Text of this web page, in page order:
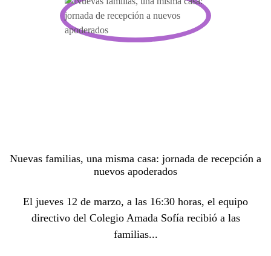
Nuevas familias, una misma casa: jornada de recepción a
nuevos apoderados
El jueves 12 de marzo, a las 16:30 horas, el equipo
directivo del Colegio Amada Sofía recibió a las
familias...